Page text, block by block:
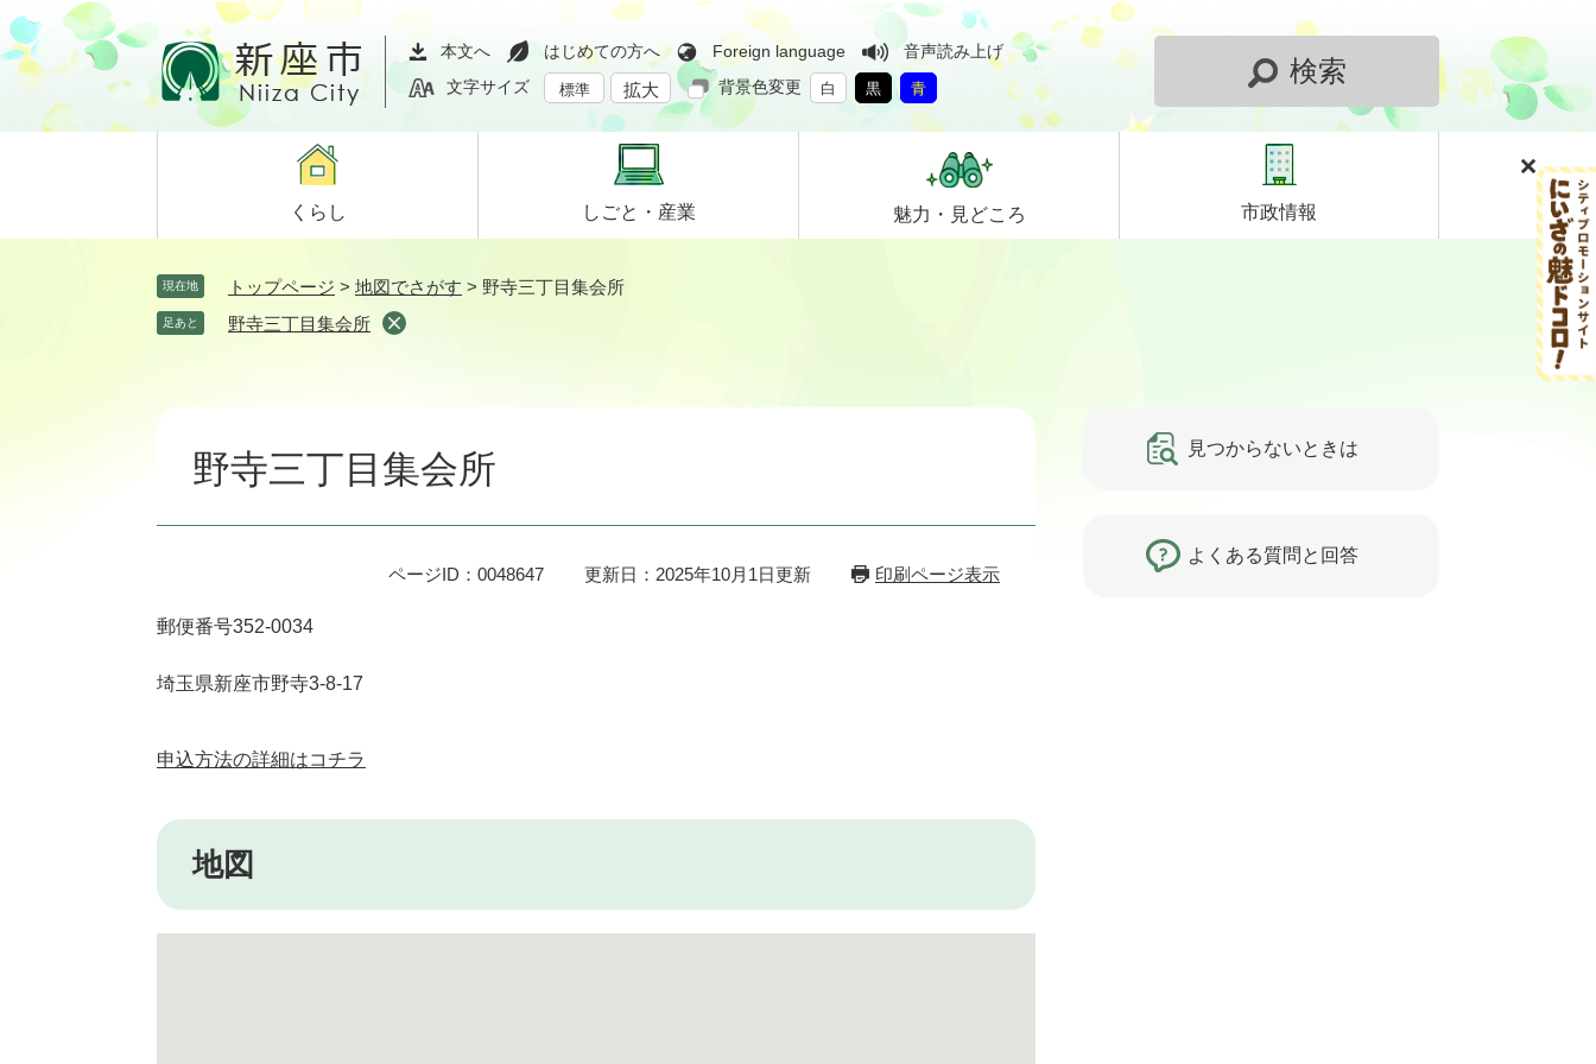
ペ
ー
ジ
メ
ニ
ュ
て
本文へ はじめての方へ Foreign language
音声読み上げ
文字サイズ
標準 拡大 背景色変更 白 黒 青
検索
くらし しごと・ 産業 魅力・ 見どころ 市政情報
現在地 トップページ > 地図でさがす > 野寺三丁目集会所
足あと 野寺三丁目集会所
野寺三丁目集会所
ページID：0048647 更新日：2025年10月1日更新 印刷ページ表示
郵便番号352-0034
埼玉県新座市野寺3-8-17
申込方法の詳細はコチラ
地図
見つからないときは
よくある質問と回答